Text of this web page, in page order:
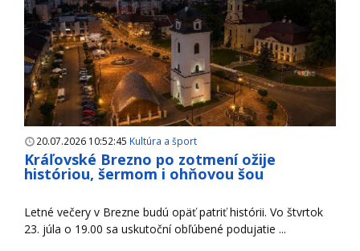
20.07.2026 10:52:45 Kultúra a šport
Kráľovské Brezno po zotmení ožije
históriou, šermom i ohňovou šou
Letné večery v Brezne budú opäť patriť histórii. Vo štvrtok
23. júla o 19.00 sa uskutoční obľúbené podujatie ...